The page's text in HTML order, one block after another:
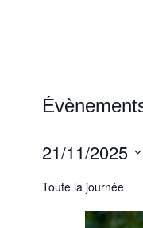
21/11/2025
une
Toute la journée